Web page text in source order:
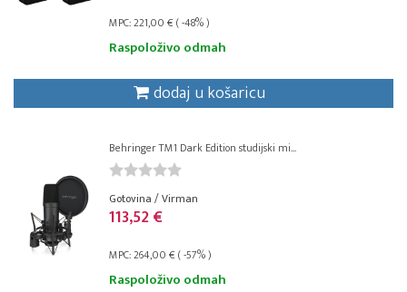
MPC: 221,00 € ( -48% )
Raspoloživo odmah
dodaj u košaricu
Behringer TM1 Dark Edition studijski mi...
Gotovina / Virman
113,52 €
MPC: 264,00 € ( -57% )
Raspoloživo odmah